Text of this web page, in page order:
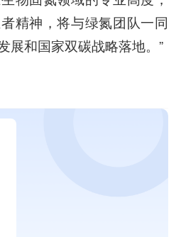
精神，将与绿氮团队一同
展和国家双碳战略落地。”